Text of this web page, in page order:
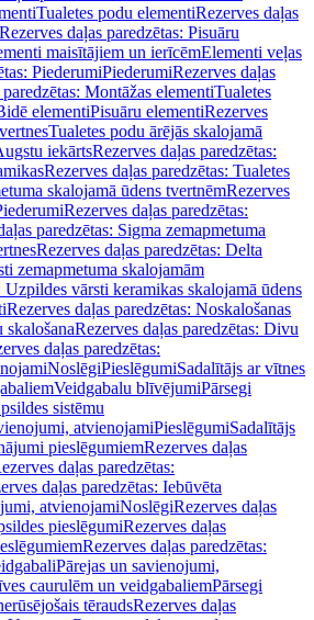
Tualetes podu elementiRezerves daļas
Rezerves daļas paredzētas: Pisuāru
maisītājiem un ierīcēmElementi veļas
PiederumiPiederumiRezerves daļas
Montāžas elementiTualetes
elementiPisuāru elementiRezerves
Tualetes podu ārējās skalojamā
iekārtsRezerves daļas paredzētas:
Rezerves daļas paredzētas: Tualetes
skalojamā ūdens tvertnēmRezerves
Rezerves daļas paredzētas:
paredzētas: Sigma zemapmetuma
Rezerves daļas paredzētas: Delta
zemapmetuma skalojamām
Uzpildes vārsti keramikas skalojamā ūdens
Rezerves daļas paredzētas: Noskalošanas
Rezerves daļas paredzētas: Divu
daļas paredzētas:
NoslēgiPieslēgumiSadalītājs ar vītnes
Veidgabalu blīvējumiPārsegi
sistēmu
atvienojamiPieslēgumiSadalītājs
pieslēgumiemRezerves daļas
daļas paredzētas:
daļas paredzētas: Iebūvēta
atvienojamiNoslēgiRezerves daļas
pieslēgumiRezerves daļas
Rezerves daļas paredzētas:
Pārejas un savienojumi,
caurulēm un veidgabaliemPārsegi
tēraudsRezerves daļas